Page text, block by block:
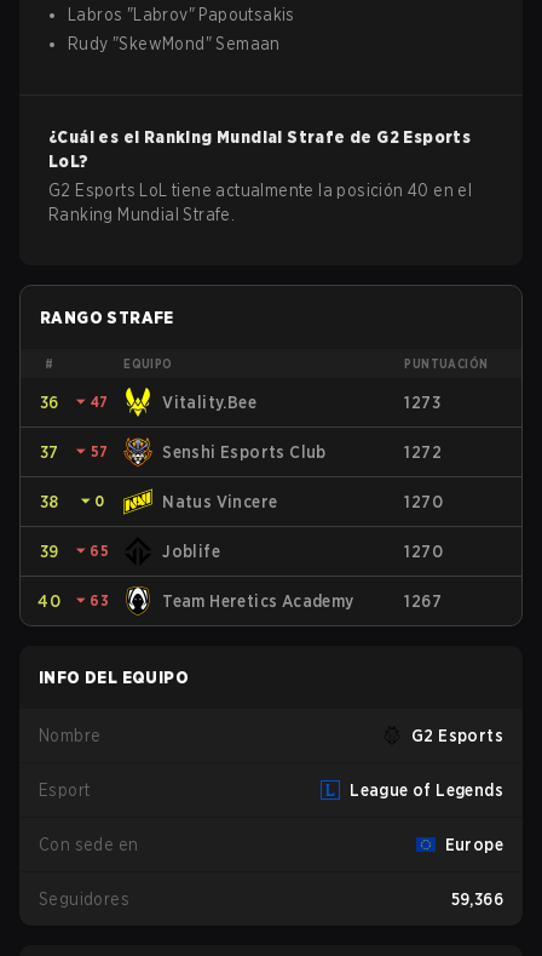
Labros " Labrov" Papoutsakis
Rudy "SkewMond "Semaan
¿Cuál es el Ranking Mundial Strafe de G2 Esports
LoL?
G2 Esports LoL tiene actualmente la posición 40 en el
Ranking Mundial Strafe.
RANGO STRAFE
# EQUIPO PUNTUACIÓN
36 ⏷ 47 Vitality.Bee 1273
37 ⏷ 57 Senshi Esports Club 1272
38 ⏷ 0 Natus Vincere 1270
39 ⏷ 65 Joblife 1270
40 ⏷ 63 Team Heretics Academy 1267
INFO DEL EQUIPO
Nombre G2 Esports
Esport League of Legends
Con sede en Europe
Seguidores 59,366